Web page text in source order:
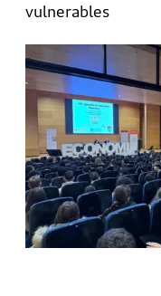
vulnerables